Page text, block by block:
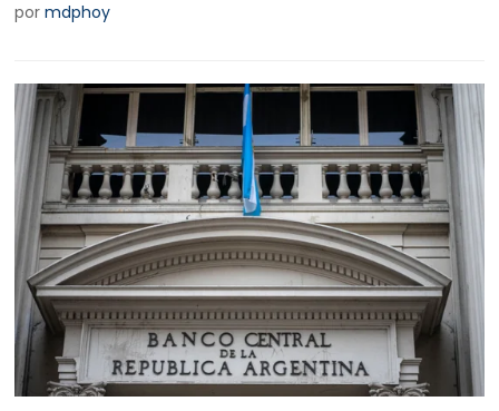
pormdphoy